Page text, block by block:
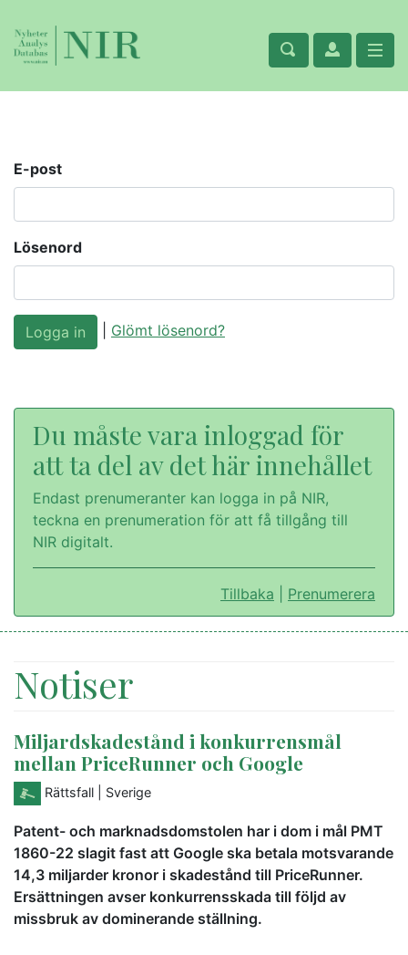
E-post
Lösenord
Glömt lösenord?
Du måste vara inloggad för
att ta del av det här innehållet
Endast prenumeranter kan logga in på NIR,
teckna en prenumeration för att få tillgång till
NIR digitalt.
Tillbaka Prenumerera
Notiser
Miljardskadestånd i konkurrensmål
mellan PriceRunner och Google
Rättsfall | Sverige
Patent- och marknadsdomstolen har i dom i mål PMT
1860-22 slagit fast att Google ska betala motsvarande
14,3 miljarder kronor i skadestånd till PriceRunner.
Ersättningen avser konkurrensskada till följd av
missbruk av dominerande ställning.